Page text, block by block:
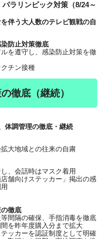
ラリンピック対策（8/24～
伴う大人数のテレビ観戦の自
防止対策徹底
を遵守し、感染防止対策を徹
チン接種
徹底（継続）
体調管理の徹底・継続
大地域との往来の自粛
、会話時はマスク着用
舗向けステッカー」掲出の感
徹底
間隔の確保、手指消毒を徹底
を昨年度購入分まで拡大
ッカーを認証制度として明確